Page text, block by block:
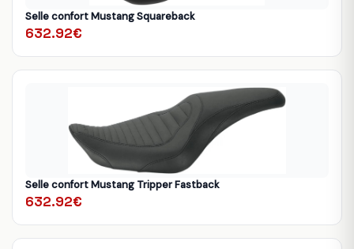
Selle confort Mustang Squareback
632.92€
Selle confort Mustang Tripper Fastback
632.92€